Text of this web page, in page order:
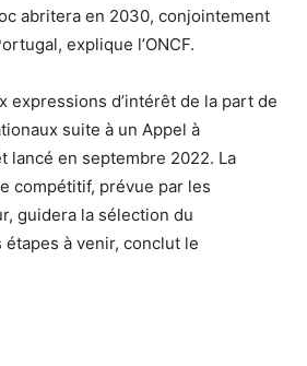
abritera en 2030, conjointement
explique l’ONCF.
expressions d’intérêt de la part de
suite à un Appel à
lancé en septembre 2022. La
compétitif, prévue par les
guidera la sélection du
à venir, conclut le